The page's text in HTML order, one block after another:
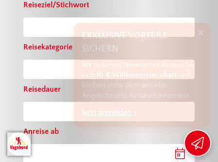
Reiseziel/Stichwort
Reisekategorie
Reisedauer
Anreise ab
EXKLUSIVE VORTEILE
SICHERN
Mit unserem Newsletter sichern Sie
sich 10 € Willkommensrabatt
bleiben stets über aktuelle
Angebote und Aktionen informiert.
Jetzt anmelden ›